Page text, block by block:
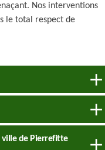
Nos interventions
le total respect de
ville de Pierrefitte